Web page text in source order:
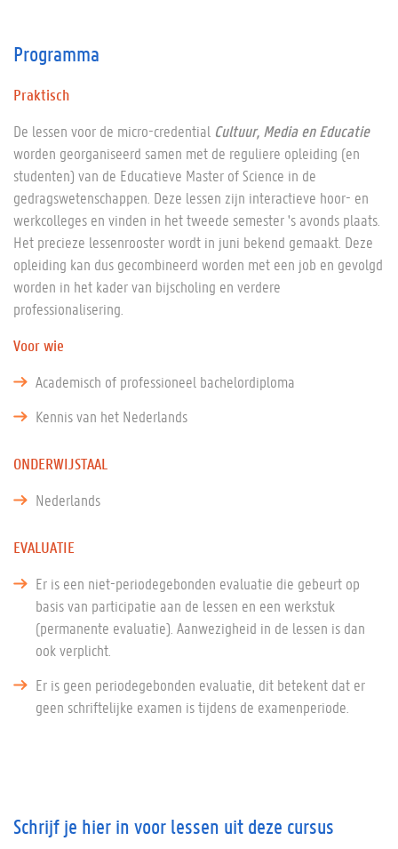
Programma
Praktisch
De lessen voor de micro-credential Cultuur, Media en Educatie
worden georganiseerd samen met de reguliere opleiding (en
studenten) van de Educatieve Master of Science in de
gedragswetenschappen. Deze lessen zijn interactieve hoor- en
werkcolleges en vinden in het tweede semester 's avonds plaats.
Het precieze lessenrooster wordt in juni bekend gemaakt. Deze
opleiding kan dus gecombineerd worden met een job en gevolgd
worden in het kader van bijscholing en verdere
professionalisering.
Voor wie
Academisch of professioneel bachelordiploma
Kennis van het Nederlands
ONDERWIJSTAAL
Nederlands
EVALUATIE
Er is een niet-periodegebonden evaluatie die gebeurt op
basis van participatie aan de lessen en een werkstuk
(permanente evaluatie). Aanwezigheid in de lessen is dan
ook verplicht.
Er is geen periodegebonden evaluatie, dit betekent dat er
geen schriftelijke examen is tijdens de examenperiode.
Schrijf je hier in voor lessen uit deze cursus